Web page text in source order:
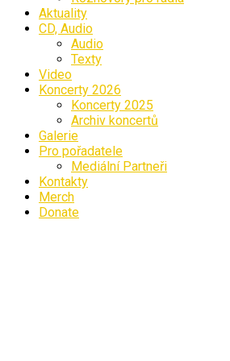
Aktuality
CD, Audio
Audio
Texty
Video
Koncerty 2026
Koncerty 2025
Archiv koncertů
Galerie
Pro pořadatele
Mediální Partneři
Kontakty
Merch
Donate